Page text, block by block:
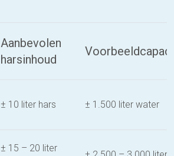
Aanbevolen
harsinhoud
± 10 liter hars ± 1.500 liter water
± 15 – 20 liter